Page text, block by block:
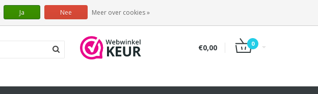
€0,00 0
Ja Nee Meer over cookies »